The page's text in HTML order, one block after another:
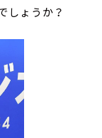
しょうか？